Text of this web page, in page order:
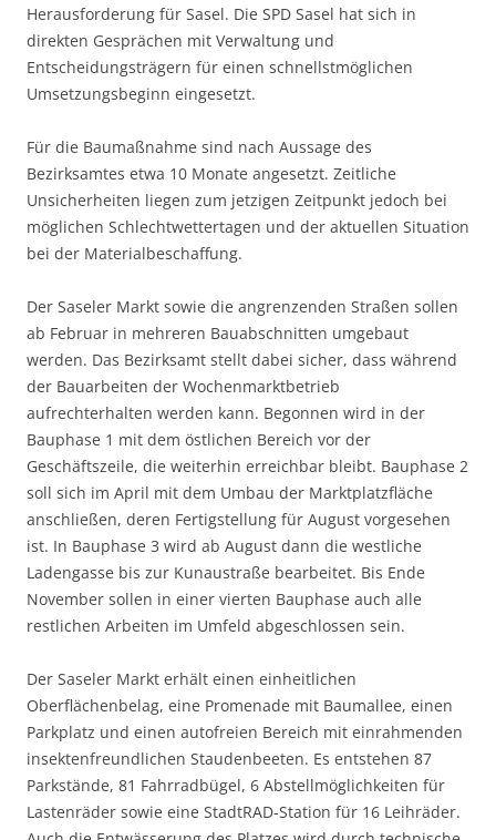
Herausforderung für Sasel. Die SPD Sasel hat sich in
direkten Gesprächen mit Verwaltung und
Entscheidungsträgern für einen schnellstmöglichen
Umsetzungsbeginn eingesetzt.
Für die Baumaßnahme sind nach Aussage des
Bezirksamtes etwa 10 Monate angesetzt. Zeitliche
Unsicherheiten liegen zum jetzigen Zeitpunkt jedoch bei
möglichen Schlechtwettertagen und der aktuellen Situation
bei der Materialbeschaffung.
Der Saseler Markt sowie die angrenzenden Straßen sollen
ab Februar in mehreren Bauabschnitten umgebaut
werden. Das Bezirksamt stellt dabei sicher, dass während
der Bauarbeiten der Wochenmarktbetrieb
aufrechterhalten werden kann. Begonnen wird in der
Bauphase 1 mit dem östlichen Bereich vor der
Geschäftszeile, die weiterhin erreichbar bleibt. Bauphase 2
soll sich im April mit dem Umbau der Marktplatzfläche
anschließen, deren Fertigstellung für August vorgesehen
ist. In Bauphase 3 wird ab August dann die westliche
Ladengasse bis zur Kunaustraße bearbeitet. Bis Ende
November sollen in einer vierten Bauphase auch alle
restlichen Arbeiten im Umfeld abgeschlossen sein.
Der Saseler Markt erhält einen einheitlichen
Oberflächenbelag, eine Promenade mit Baumallee, einen
Parkplatz und einen autofreien Bereich mit einrahmenden
insektenfreundlichen Staudenbeeten. Es entstehen 87
Parkstände, 81 Fahrradbügel, 6 Abstellmöglichkeiten für
Lastenräder sowie eine StadtRAD-Station für 16 Leihräder.